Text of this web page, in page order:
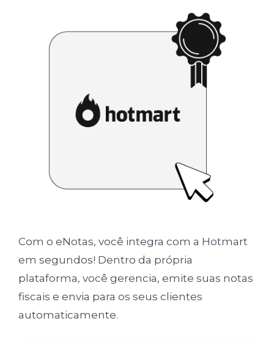
Com o eNotas, você integra com a Hotmart
em segundos! Dentro da própria
plataforma, você gerencia, emite suas notas
fiscais e envia para os seus clientes
automaticamente.